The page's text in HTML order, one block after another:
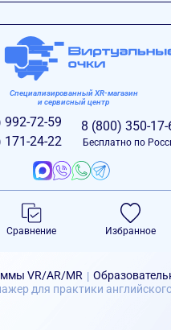
Специализированный XR-магазин
и сервисный центр
992-72-59
171-24-22
8 (800) 350-17-
Бесплатно по
Сравнение Избранное
VR/AR/MR |
для практики